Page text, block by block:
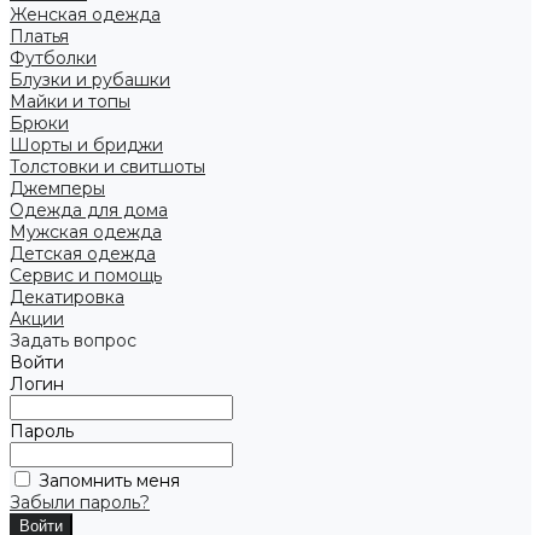
Женская одежда
Платья
Футболки
Блузки и рубашки
Майки и топы
Брюки
Шорты и бриджи
Толстовки и свитшоты
Джемперы
Одежда для дома
Мужская одежда
Детская одежда
Сервис и помощь
Декатировка
Акции
Задать вопрос
Войти
Логин
Пароль
Запомнить меня
Забыли пароль?